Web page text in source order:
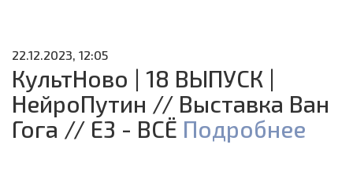
22.12.2023, 12:05
КультНово | 18 ВЫПУСК |
НейроПутин // Выставка Ван
Гога // Е3 - ВСЁ Подробнее